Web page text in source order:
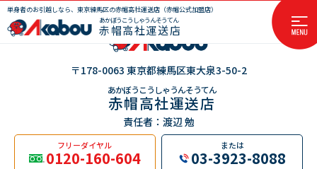
単身者のお引越しなら、東京練馬区の赤帽高社運送店（赤帽公式加盟店）
あかぼうこうしゃうんそうてん
赤帽高社運送店
〒178-0063 東京都練馬区東大泉3-50-2
あかぼうこうしゃうんそうてん
赤帽高社運送店
責任者：渡辺 勉
フリーダイヤル
0120-160-604
または
03-3923-8088